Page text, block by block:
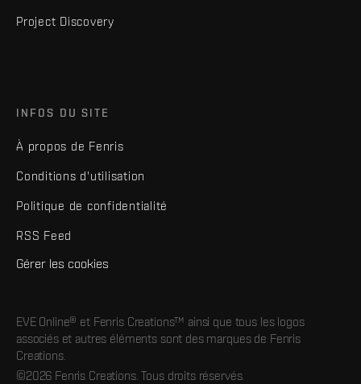
Project Discovery
INFOS DU SITE
À propos de Fenris
Conditions d'utilisation
Politique de confidentialité
RSS Feed
Gérer les cookies
EVE Online® et Fenris Creations™ ainsi que tous les logos
associés et autres éléments sont des marques de Fenris
Creations.
©2026 Fenris Creations. Tous droits réservés.